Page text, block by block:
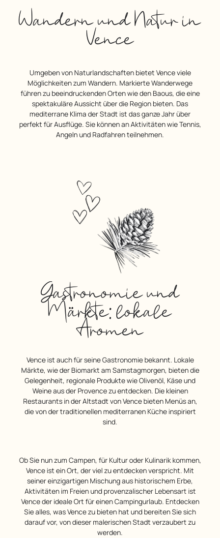
Wandern und Natur in
Vence
Umgeben von Naturlandschaften bietet Vence viele
Möglichkeiten zum Wandern. Markierte Wanderwege
führen zu beeindruckenden Orten wie den Baous, die eine
spektakuläre Aussicht über die Region bieten. Das
mediterrane Klima der Stadt ist das ganze Jahr über
perfekt für Ausflüge. Sie können an Aktivitäten wie Tennis,
Angeln und Radfahren teilnehmen.
Gastronomie und
Märkte: lokale
Aromen
Vence ist auch für seine Gastronomie bekannt. Lokale
Märkte, wie der Biomarkt am Samstagmorgen, bieten die
Gelegenheit, regionale Produkte wie Olivenöl, Käse und
Weine aus der Provence zu entdecken. Die kleinen
Restaurants in der Altstadt von Vence bieten Menüs an,
die von der traditionellen mediterranen Küche inspiriert
sind.
Ob Sie nun zum Campen, für Kultur oder Kulinarik kommen,
Vence ist ein Ort, der viel zu entdecken verspricht. Mit
seiner einzigartigen Mischung aus historischem Erbe,
Aktivitäten im Freien und provenzalischer Lebensart ist
Vence der ideale Ort für einen Campingurlaub. Entdecken
Sie alles, was Vence zu bieten hat und bereiten Sie sich
darauf vor, von dieser malerischen Stadt verzaubert zu
werden.